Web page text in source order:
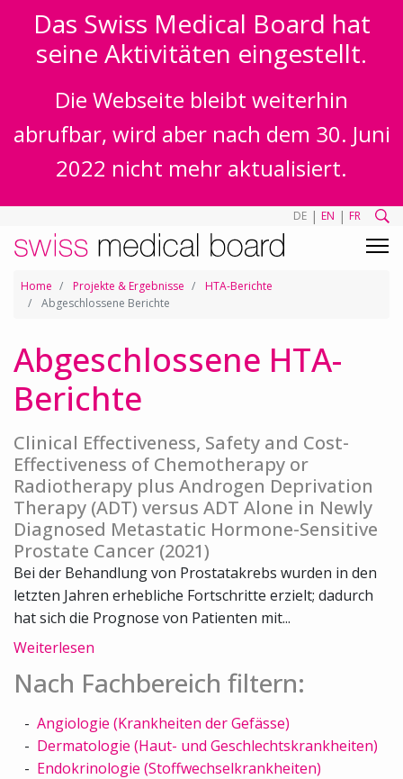
Das Swiss Medical Board hat
seine Aktivitäten eingestellt.
Die Webseite bleibt weiterhin
abrufbar, wird aber nach dem 30. Juni
2022 nicht mehr aktualisiert.
DE | EN | FR
Home Projekte & Ergebnisse
HTA-Berichte
Abgeschlossene Berichte
Abgeschlossene HTA-
Berichte
Clinical Effectiveness, Safety and Cost-
Effectiveness of Chemotherapy or
Radiotherapy plus Androgen Deprivation
Therapy (ADT) versus ADT Alone in Newly
Diagnosed Metastatic Hormone-Sensitive
Prostate Cancer (2021)
Bei der Behandlung von Prostatakrebs wurden in den
letzten Jahren erhebliche Fortschritte erzielt; dadurch
hat sich die Prognose von Patienten mit...
Weiterlesen
Nach Fachbereich filtern:
Angiologie (Krankheiten der Gefässe)
Dermatologie (Haut- und Geschlechtskrankheiten)
Endokrinologie (Stoffwechselkrankheiten)